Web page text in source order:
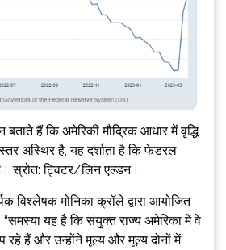
बताते हैं कि अमेरिकी मौद्रिक आधार में वृद्धि
अस्थिर है, यह दर्शाता है कि फेडरल
है। स्रोत: ट्विटर/लिन एल्डन।
विश्लेषक मोनिका क्रॉले द्वारा आयोजित
“समस्या यह है कि संयुक्त राज्य अमेरिका में वे
रहे हैं और उन्होंने मूल्य और मूल्य दोनों में